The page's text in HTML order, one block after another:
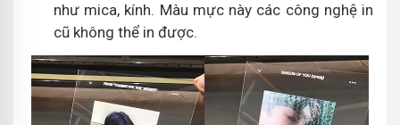
như mica, kính. Màu mực này các công nghệ in
cũ không thể in được.